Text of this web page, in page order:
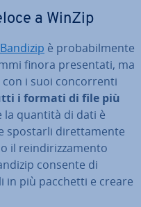
a WinZip
Bandizip è pro­ba­bil­men­te
finora pre­sen­ta­ti, ma
i suoi con­cor­ren­ti
i formati di file più
la quantità di dati è
spostarli di­ret­ta­men­te
il rein­di­riz­za­men­to
consente di
in più pacchetti e creare